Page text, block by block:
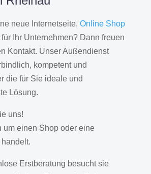
neue Internetseite, Online Shop
Ihr Unternehmen? Dann freuen
Kontakt. Unser Außendienst
kompetent und
die für Sie ideale und
Lösung.
uns!
um einen Shop oder eine
Erstberatung besucht sie